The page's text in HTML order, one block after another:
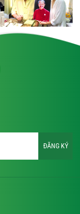
ĐĂNG KÝ